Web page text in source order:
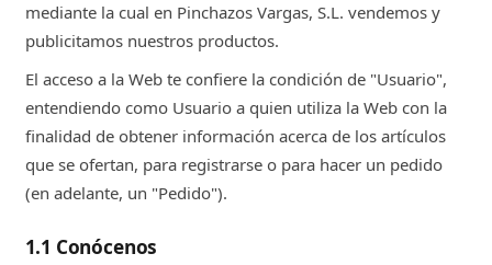
mediante la cual en Pinchazos Vargas, S.L. vendemos y
publicitamos nuestros productos.
El acceso a la Web te confiere la condición de "Usuario",
entendiendo como Usuario a quien utiliza la Web con la
finalidad de obtener información acerca de los artículos
que se ofertan, para registrarse o para hacer un pedido
(en adelante, un "Pedido").
1.1 Conócenos